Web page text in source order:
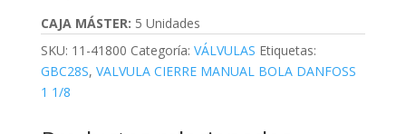
CAJA MÁSTER: 5 Unidades
SKU: 11-41800 Categoría: VÁLVULAS Etiquetas:
GBC28S, VALVULA CIERRE MANUAL BOLA DANFOSS
1 1/8